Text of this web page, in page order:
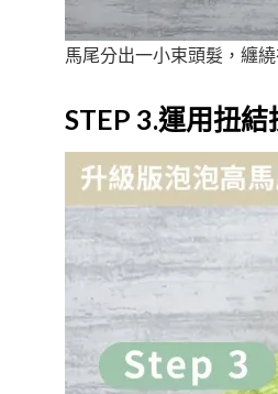
馬尾分出一小束頭髮，纏
STEP 3.運用扭